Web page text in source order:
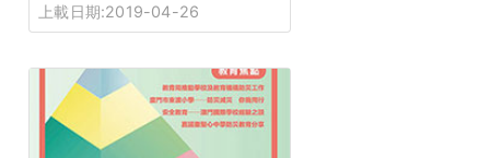
上載日期:2019-04-26